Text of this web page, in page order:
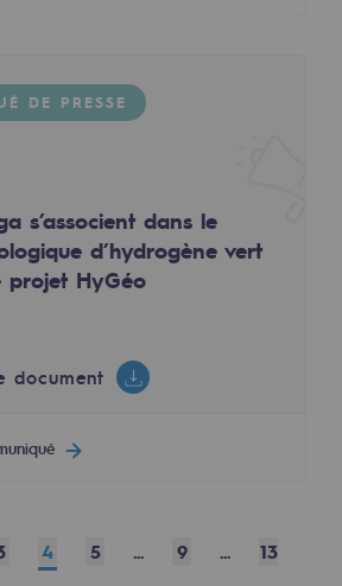
au travail
responsable
responsable
gouvernance
DE PRESSE
s’associent dans le
d’hydrogène vert
projet HyGéo
document
4 5 ... 9 ...
13